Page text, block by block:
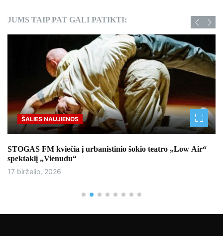
JUMS TAIP PAT GALI PATIKTI:
ŠALIES NAUJIENOS
STOGAS FM kviečia į urbanistinio šokio teatro „Low Air“
spektaklį „Vienudu“
17 birželio, 2026